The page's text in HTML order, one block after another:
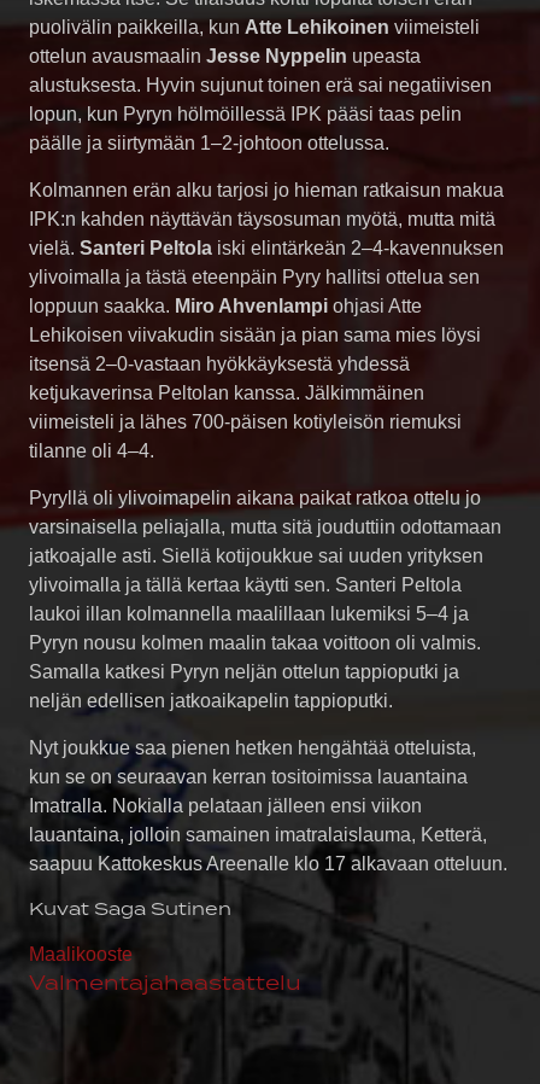
puolivälin paikkeilla, kun Atte Lehikoinen viimeisteli
ottelun avausmaalin Jesse Nyppelin upeasta
alustuksesta. Hyvin sujunut toinen erä sai negatiivisen
lopun, kun Pyryn hölmöillessä IPK pääsi taas pelin
päälle ja siirtymään 1–2-johtoon ottelussa.
Kolmannen erän alku tarjosi jo hieman ratkaisun makua
IPK:n kahden näyttävän täysosuman myötä, mutta mitä
vielä. Santeri Peltola iski elintärkeän 2–4-kavennuksen
ylivoimalla ja tästä eteenpäin Pyry hallitsi ottelua sen
loppuun saakka. Miro Ahvenlampi ohjasi Atte
Lehikoisen viivakudin sisään ja pian sama mies löysi
itsensä 2–0-vastaan hyökkäyksestä yhdessä
ketjukaverinsa Peltolan kanssa. Jälkimmäinen
viimeisteli ja lähes 700-päisen kotiyleisön riemuksi
tilanne oli 4–4.
Pyryllä oli ylivoimapelin aikana paikat ratkoa ottelu jo
varsinaisella peliajalla, mutta sitä jouduttiin odottamaan
jatkoajalle asti. Siellä kotijoukkue sai uuden yrityksen
ylivoimalla ja tällä kertaa käytti sen. Santeri Peltola
laukoi illan kolmannella maalillaan lukemiksi 5–4 ja
Pyryn nousu kolmen maalin takaa voittoon oli valmis.
Samalla katkesi Pyryn neljän ottelun tappioputki ja
neljän edellisen jatkoaikapelin tappioputki.
Nyt joukkue saa pienen hetken hengähtää otteluista,
kun se on seuraavan kerran tositoimissa lauantaina
Imatralla. Nokialla pelataan jälleen ensi viikon
lauantaina, jolloin samainen imatralaislauma, Ketterä,
saapuu Kattokeskus Areenalle klo 17 alkavaan otteluun.
Kuvat Saga Sutinen
Maalikooste
Valmentajahaastattelu